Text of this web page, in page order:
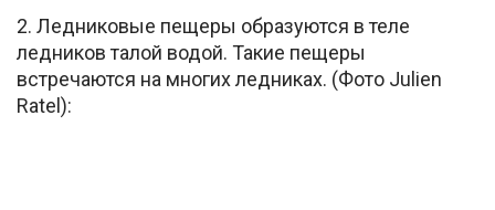
2. Ледниковые пещеры образуются в теле
ледников талой водой. Такие пещеры
встречаются на многих ледниках. (Фото Julien
Ratel):